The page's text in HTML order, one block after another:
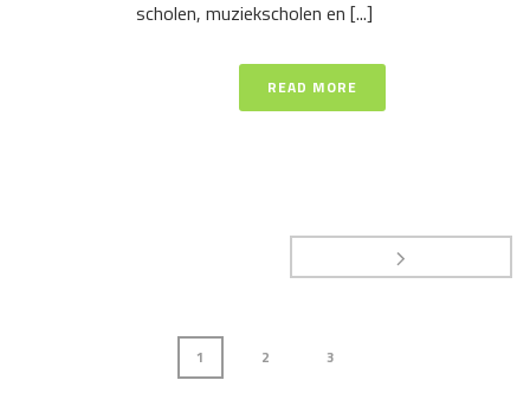
scholen, muziekscholen en [...]
READ MORE
1 2 3